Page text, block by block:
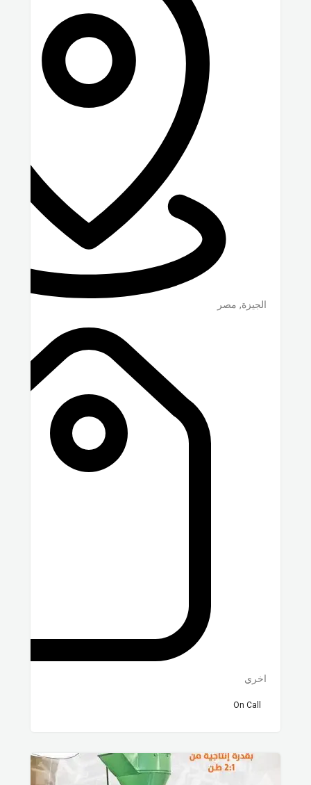
الجيزة, مصر
اخري
On Call